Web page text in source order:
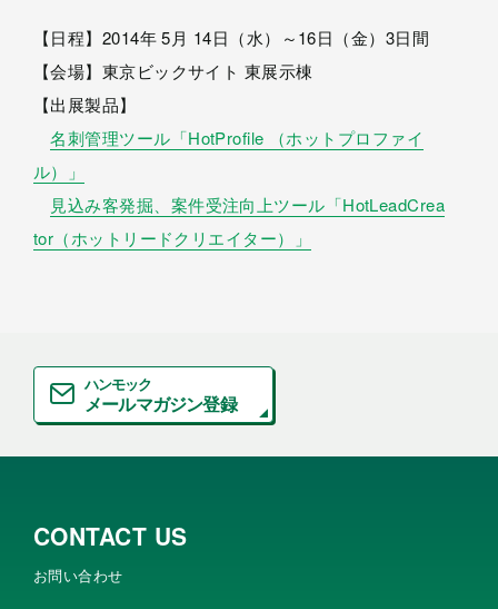
【日程】2014年 5月 14日（水）～16日（金）3日間
【会場】東京ビックサイト 東展示棟
【出展製品】
名刺管理ツール「HotProfile （ホットプロファイ
ル）」
見込み客発掘、案件受注向上ツール「HotLeadCrea
tor（ホットリードクリエイター）」
ハンモック
メールマガジン登録
CONTACT US
お問い合わせ